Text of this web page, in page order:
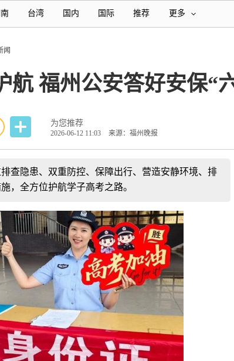
台湾 国内 国际 推荐 更多
闻
航 福州公安答好安保“
为您推荐
2026-06-12 11:03 来源：福州晚报
查隐患、双重防控、保障出行、营造安静环境、排
，全方位护航学子高考之路。